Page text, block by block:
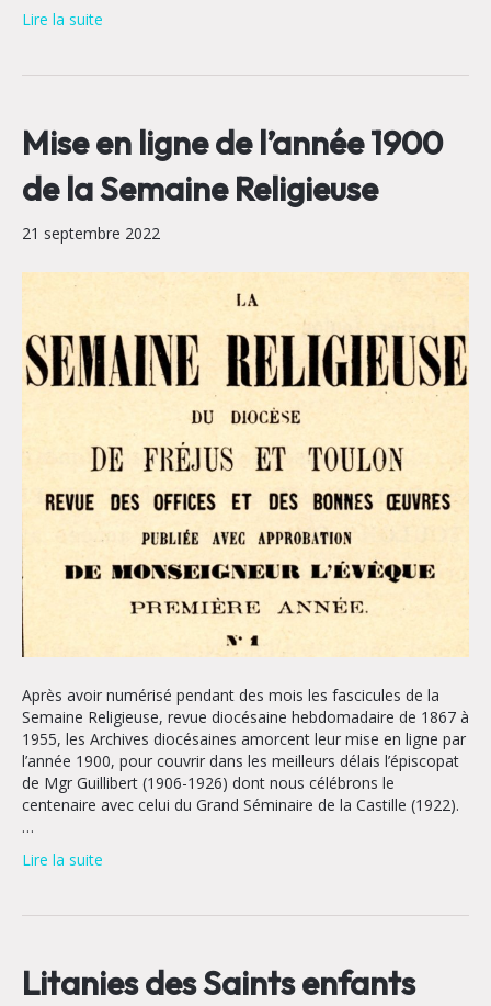
Lire la suite
Mise en ligne de l’année 1900
de la Semaine Religieuse
21 septembre 2022
Après avoir numérisé pendant des mois les fascicules de la
Semaine Religieuse, revue diocésaine hebdomadaire de 1867 à
1955, les Archives diocésaines amorcent leur mise en ligne par
l’année 1900, pour couvrir dans les meilleurs délais l’épiscopat
de Mgr Guillibert (1906-1926) dont nous célébrons le
centenaire avec celui du Grand Séminaire de la Castille (1922).
…
Lire la suite
Litanies des Saints enfants